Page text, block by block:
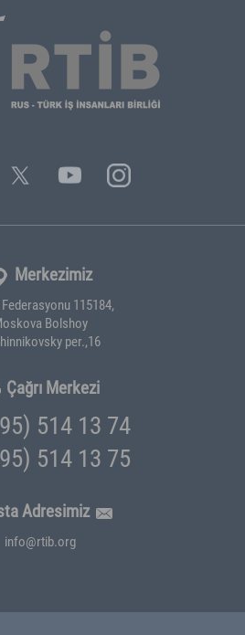
Merkezimiz
115184,
Bolshoy
per.,16
Çağrı Merkezi
514 13 74
514 13 75
Adresimiz
info@rtib.org